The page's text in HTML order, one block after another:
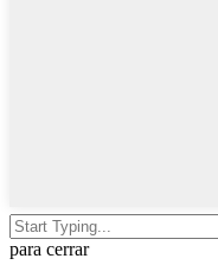
para cerrar